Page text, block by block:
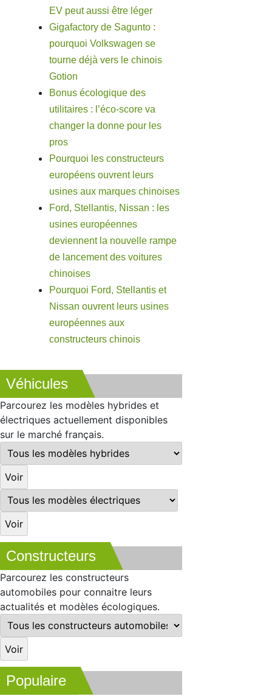
EV peut aussi être léger
Gigafactory de Sagunto :
pourquoi Volkswagen se
tourne déjà vers le chinois
Gotion
Bonus écologique des
utilitaires : l’éco-score va
changer la donne pour les
pros
Pourquoi les constructeurs
européens ouvrent leurs
usines aux marques chinoises
Ford, Stellantis, Nissan : les
usines européennes
deviennent la nouvelle rampe
de lancement des voitures
chinoises
Pourquoi Ford, Stellantis et
Nissan ouvrent leurs usines
européennes aux
constructeurs chinois
Véhicules
Parcourez les modèles hybrides et
électriques actuellement disponibles
sur le marché français.
Constructeurs
Parcourez les constructeurs
automobiles pour connaitre leurs
actualités et modèles écologiques.
Populaire